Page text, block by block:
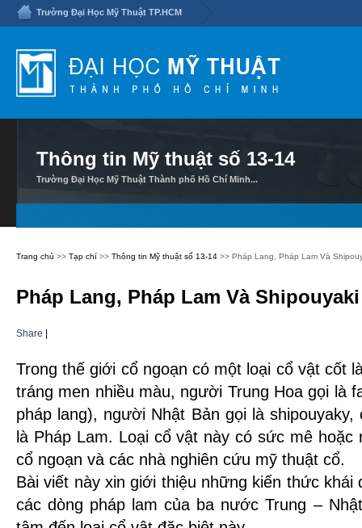
Trường Đại Học Mỹ Thuật TP.HCM
Thông tin Mỹ thuật số 13-14
Trường Đại Học Mỹ Thuật Thành phố Hồ Chí Minh...
Trang chủ >> Tạp chí >> Thông tin Mỹ thuật số 13-14 >> Pháp Lang, Pháp Lam Và
Pháp Lang, Pháp Lam Và Shipouyaki
Share
Trong thế giới cổ ngoạn có một loại cổ vật cốt
tráng men nhiều màu, người Trung Hoa gọi là
pháp lang), người Nhật Bản gọi là
là Pháp Lam. Loại cổ vật này có sức mê
cổ ngoạn và các nhà nghiên cứu mỹ thuật cổ.
Bài viết này xin giới thiệu những kiến thức khái
các dòng pháp lam của ba nước Trung –